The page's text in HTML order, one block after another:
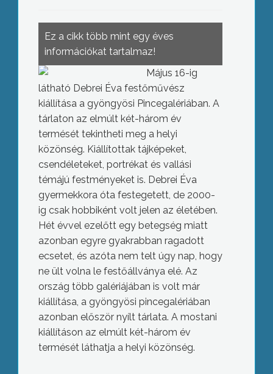
Ez a cikk több mint egy éves
információkat tartalmaz!
Május 16-ig
látható Debrei Éva festőművész
kiállítása a gyöngyösi Pincegalériában. A
tárlaton az elmúlt két-három év
termését tekintheti meg a helyi
közönség. Kiállítottak tájképeket,
csendéleteket, portrékat és vallási
témájú festményeket is. Debrei Éva
gyermekkora óta festegetett, de 2000-
ig csak hobbiként volt jelen az életében.
Hét évvel ezelőtt egy betegség miatt
azonban egyre gyakrabban ragadott
ecsetet, és azóta nem telt úgy nap, hogy
ne ült volna le festőállványa elé. Az
ország több galériájában is volt már
kiállítása, a gyöngyösi pincegalériában
azonban először nyílt tárlata. A mostani
kiállításon az elmúlt két-három év
termését láthatja a helyi közönség.